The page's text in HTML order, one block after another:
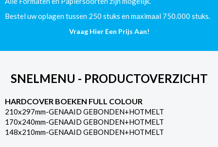
Bestel uw oplagen tussen 250 stuks en maximaal 750.000 stuks.
Vraag Hier Een Prijs Aan!
SNELMENU - PRODUCTOVERZICHT
HARDCOVER BOEKEN FULL COLOUR
210x297mm-GENAAID GEBONDEN+HOTMELT
170x240mm-GENAAID GEBONDEN+HOTMELT
148x210mm-GENAAID GEBONDEN+HOTMELT